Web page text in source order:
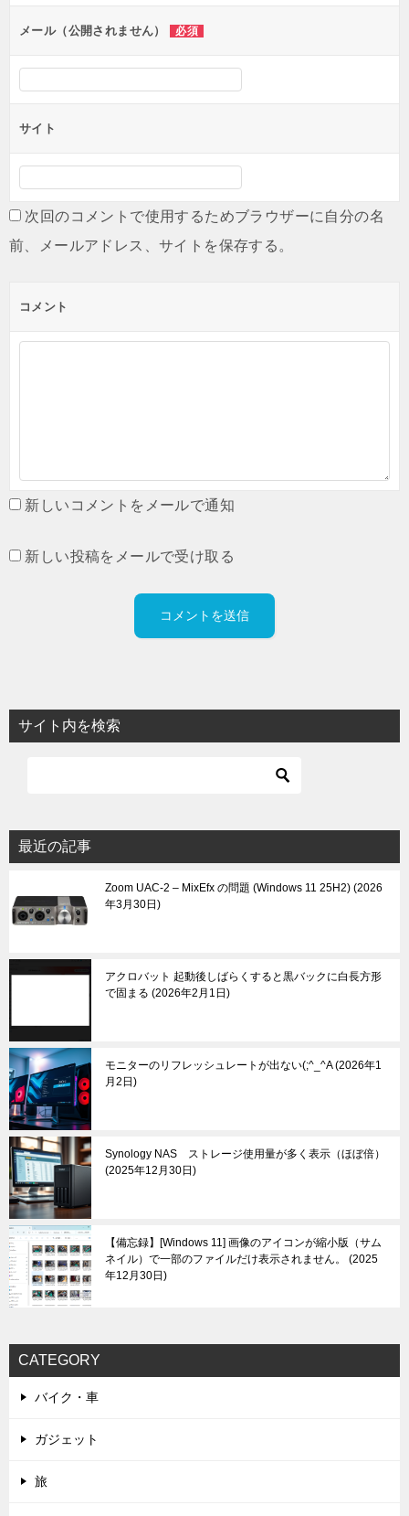
ンメール（公開されません） 必須
サイト
次回のコメントで使用するためブラウザーに自分の名
前、メールアドレス、サイトを保存する。
コメント
新しいコメントをメールで通知
新しい投稿をメールで受け取る
サイト内を検索
最近の記事
Zoom UAC-2 – MixEfx の問題 (Windows 11 25H2) 2026
年3月30日
アクロバット 起動後しばらくすると黒バックに白長方形
で固まる 2026年2月1日
モニターのリフレッシュレートが出ない(;^_^A 2026年1
月2日
Synology NAS ストレージ使用量が多く表示（ほぼ倍）
2025年12月30日
【備忘録】[Windows 11] 画像のアイコンが縮小版（サム
ネイル）で一部のファイルだけ表示されません。
2025
年12月30日
CATEGORY
バイク・車
ガジェット
旅